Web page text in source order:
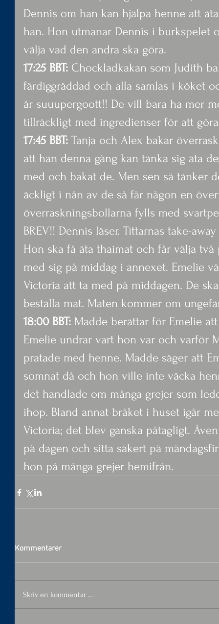
Dennis om han kan hjälpa henne att
han. Hon utmanar Dennis i burkspelet
välja vad den andra ska göra.
17:25 BBT: Chockladkakan som Judith
färdiggräddad och alla samlas i köket
är suuupergoott!! De vill bara ha mer
tillräckligt med ingredienser för att
17:45 BBT: Tanja och Alex bakar
att han denna gång kan tänka sig äta
med och bakat de. Men sen så tänker
äckligt i nån av de så får någon en
överraskningsbollarna fylls med
BREV!! Dennis läser. Tittarnas take-
Hon ska få äta thaimat och får välja
med sig på middag i annexet. Emelie
Victoria att ta med på middagen. De
beställa mat. Maten kommer om
18:00 BBT: Madde berättar för Emelie
Emelie undrar vart hon var och varför
pratade med henne. Madde säger att
somnat då och hon ville inte väcka
det handlade om många grejer som
ihop. Bland annat bråket i huset igår
Victoria; det blev ganska påtagligt.
på dagen och sitta säkert på
hon på många grejer hemifrån.
Kommentarer
Skriv en kommentar …